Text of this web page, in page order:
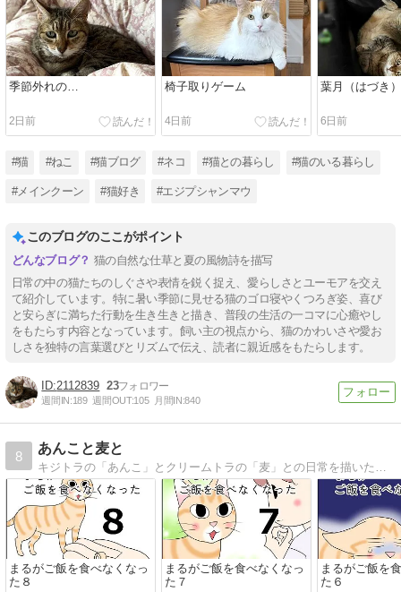
季節外れの…
2日前
椅子取りゲーム
4日前
葉月（はづき）
6日前
#猫 #ねこ #猫ブログ #ネコ #猫との暮らし #猫のいる暮らし
#メインクーン #猫好き #エジプシャンマウ
このブログのここがポイント
猫の自然な仕草と夏の風物詩を描写
日常の中の猫たちのしぐさや表情を鋭く捉え、愛らしさとユーモアを交え
て紹介しています。特に暑い季節に見せる猫のゴロ寝やくつろぎ姿、喜び
と安らぎに満ちた行動を生き生きと描き、普段の生活の一コマに心癒やし
をもたらす内容となっています。飼い主の視点から、猫のかわいさや愛お
しさを独特の言葉選びとリズムで伝え、読者に親近感をもたらします。
2112839 23
週間IN:189 週間OUT:105 月間IN:840
8
あんこと麦と
まるがご飯を食べなくなっ
た８
まるがご飯を食べなくなっ
た７
まるがご飯を
た６